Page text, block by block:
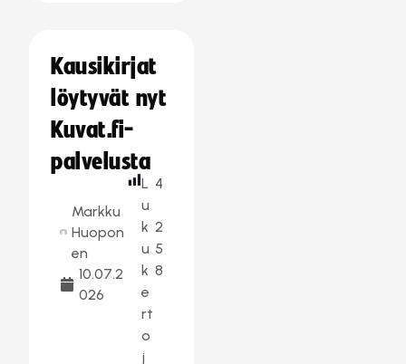
Kausikirjat
löytyvät nyt
Kuvat.fi-
palvelusta
Markku
Huopon
en
10.07.2
026
L
u
k
u
k
e
rt
o
j
4
2
5
8